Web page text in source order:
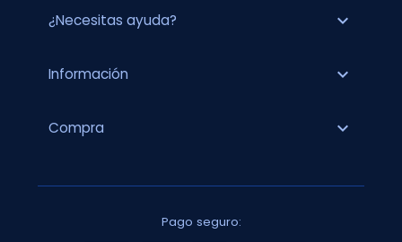
¿Necesitas ayuda? expand_more
Información expand_more
Compra expand_more
Pago seguro: